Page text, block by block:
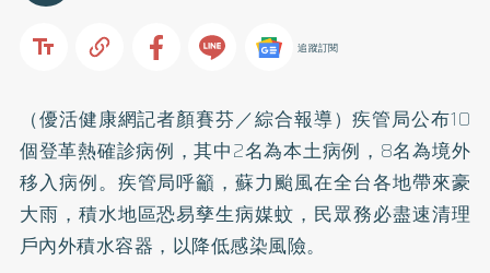
追蹤訂閱
（優活健康網記者顏賽芬／綜合報導）疾管局公布10
個登革熱確診病例，其中2名為本土病例，8名為境外
移入病例。疾管局呼籲，蘇力颱風在全台各地帶來豪
大雨，積水地區恐易孳生病媒蚊，民眾務必盡速清理
戶內外積水容器，以降低感染風險。